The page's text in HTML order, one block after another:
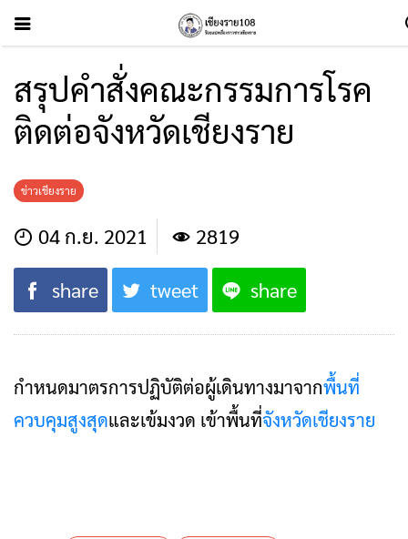
สรุปคำสั่งคณะกรรมการโรค
ติดต่อจังหวัดเชียงราย
ข่าวเชียงราย
04 ก.ย. 2021 2819
share tweet share
กำหนดมาตรการปฏิบัติต่อผู้เดินทางมาจากพื้นที่
ควบคุมสูงสุดและเข้มงวด เข้าพื้นที่จังหวัดเชียงราย